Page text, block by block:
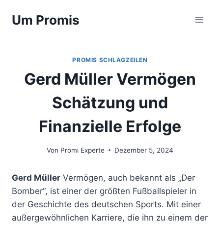
InhaltUm Promis
PROMIS SCHLAGZEILEN
Gerd Müller Vermögen
Schätzung und
Finanzielle Erfolge
Von Promi Experte Dezember 5, 2024
Gerd Müller Vermögen, auch bekannt als „Der
Bomber“, ist einer der größten Fußballspieler in
der Geschichte des deutschen Sports. Mit einer
außergewöhnlichen Karriere, die ihn zu einem der